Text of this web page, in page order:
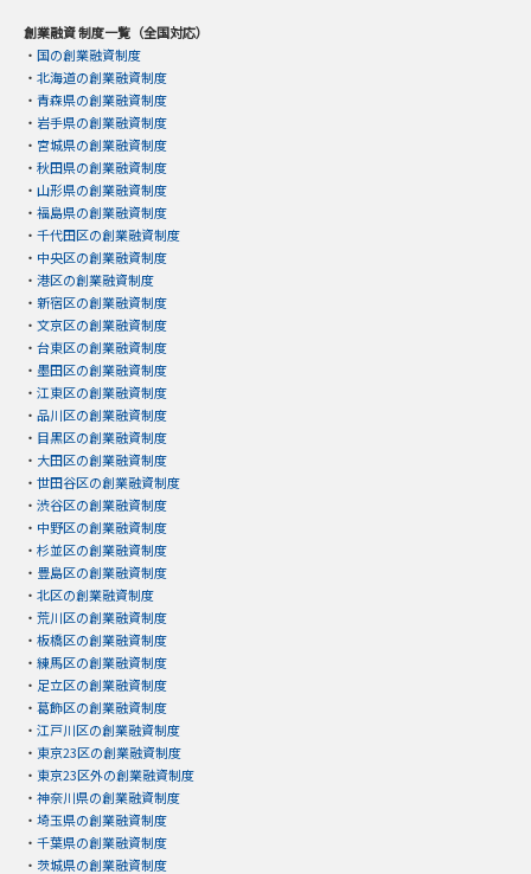
創業融資 制度一覧（全国対応）
・ 国の創業融資制度
・ 北海道の創業融資制度
・ 青森県の創業融資制度
・ 岩手県の創業融資制度
・ 宮城県の創業融資制度
・ 秋田県の創業融資制度
・ 山形県の創業融資制度
・ 福島県の創業融資制度
・ 千代田区の創業融資制度
・ 中央区の創業融資制度
・ 港区の創業融資制度
・ 新宿区の創業融資制度
・ 文京区の創業融資制度
・ 台東区の創業融資制度
・ 墨田区の創業融資制度
・ 江東区の創業融資制度
・ 品川区の創業融資制度
・ 目黒区の創業融資制度
・ 大田区の創業融資制度
・ 世田谷区の創業融資制度
・ 渋谷区の創業融資制度
・ 中野区の創業融資制度
・ 杉並区の創業融資制度
・ 豊島区の創業融資制度
・ 北区の創業融資制度
・ 荒川区の創業融資制度
・ 板橋区の創業融資制度
・ 練馬区の創業融資制度
・ 足立区の創業融資制度
・ 葛飾区の創業融資制度
・ 江戸川区の創業融資制度
・ 東京23区の創業融資制度
・ 東京23区外の創業融資制度
・ 神奈川県の創業融資制度
・ 埼玉県の創業融資制度
・ 千葉県の創業融資制度
・ 茨城県の創業融資制度